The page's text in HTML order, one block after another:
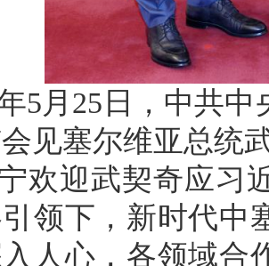
5月25日，中共
见塞尔维亚总统
欢迎武契奇应习
领下，新时代中
人心，各领域合